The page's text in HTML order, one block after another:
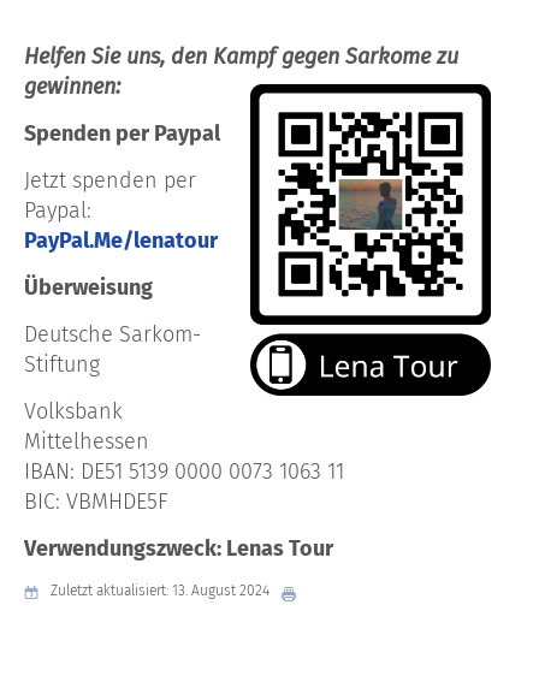
Helfen Sie uns, den Kampf gegen Sarkome zu
gewinnen:
Spenden per Paypal
Jetzt spenden per
Paypal:
PayPal.Me/lenatour
Überweisung
Deutsche Sarkom-
Stiftung
Volksbank
Mittelhessen
IBAN: DE51 5139 0000 0073 1063 11
BIC: VBMHDE5F
Verwendungszweck: Lenas Tour
Zuletzt aktualisiert: 13. August 2024